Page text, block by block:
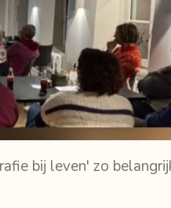
bij leven' zo